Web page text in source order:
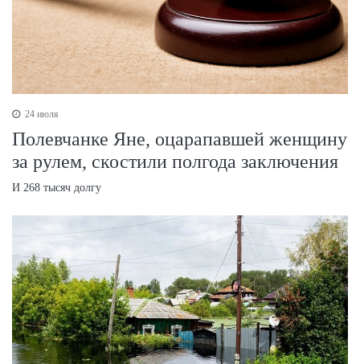
24 июля
Полевчанке Яне, оцарапавшей женщину
за рулем, скостили полгода заключения
И 268 тысяч долгу